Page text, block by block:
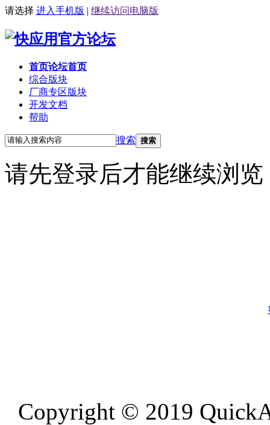
请选择 进入手机版 | 继续访问电脑版
首页论坛首页
综合版块
厂商专区版块
开发文档
帮助
搜索 搜索
请先登录后才能继续浏览
Copyright © 2019